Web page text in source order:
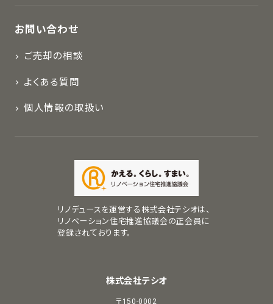
お問い合わせ
ご売却の相談
よくある質問
個人情報の取扱い
リノデュースを運営する株式会社テシオは、
リノベーション住宅推進協議会の正会員に
登録されております。
株式会社テシオ
〒150-0002